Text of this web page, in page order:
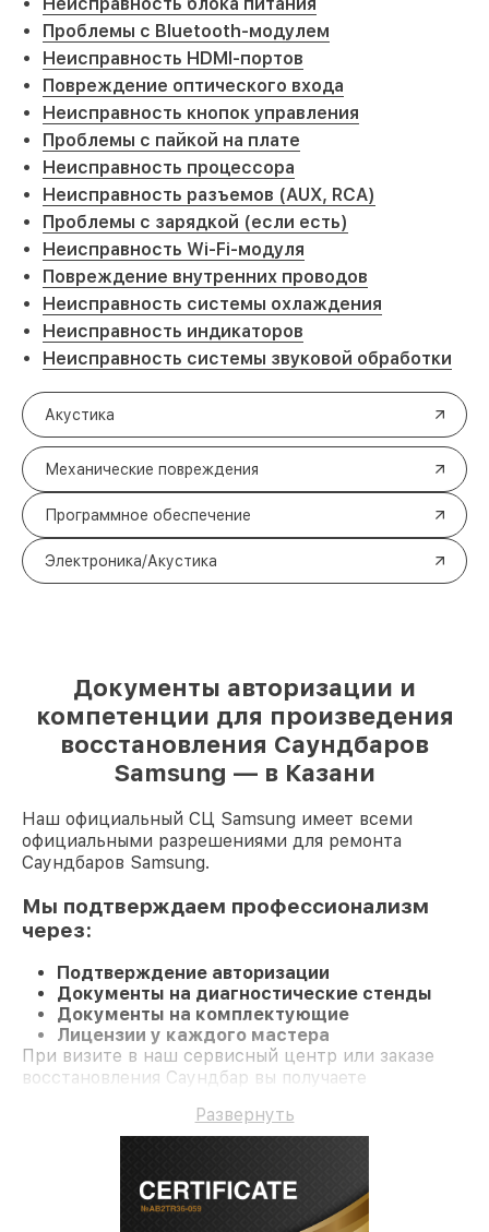
Проблемы с Bluetooth-модулем
Неисправность HDMI-портов
Повреждение оптического входа
Неисправность кнопок управления
Проблемы с пайкой на плате
Неисправность процессора
Неисправность разъемов (AUX, RCA)
Проблемы с зарядкой (если есть)
Неисправность Wi-Fi-модуля
Повреждение внутренних проводов
Неисправность системы охлаждения
Неисправность индикаторов
Неисправность системы звуковой обработки
Акустика
Механические повреждения
Программное обеспечение
Электроника/Акустика
Документы авторизации и
компетенции для произведения
восстановления Саундбаров
Samsung — в Казани
Наш официальный СЦ Samsung имеет всеми
официальными разрешениями для ремонта
Саундбаров Samsung.
Мы подтверждаем профессионализм
через:
Подтверждение авторизации
Документы на диагностические стенды
Документы на комплектующие
Лицензии у каждого мастера
При визите в наш сервисный центр или заказе
восстановления Саундбар вы получаете
гарантию на ремонт и детали.
Развернуть